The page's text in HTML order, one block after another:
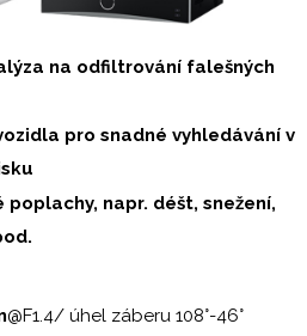
na odfiltrování falešných
pro snadné vyhledávání v
napr. déšt, snežení,
@F1.4/ úhel záberu 108°-46°